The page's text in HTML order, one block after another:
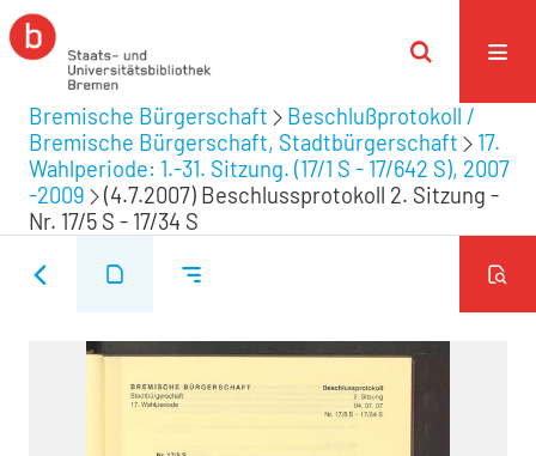
Bremische Bürgerschaft
Beschlußprotokoll /
Bremische Bürgerschaft, Stadtbürgerschaft
17.
Wahlperiode: 1.-31. Sitzung. (17/1 S - 17/642 S), 2007
-2009
(4.7.2007) Beschlussprotokoll 2. Sitzung -
Nr. 17/5 S - 17/34 S